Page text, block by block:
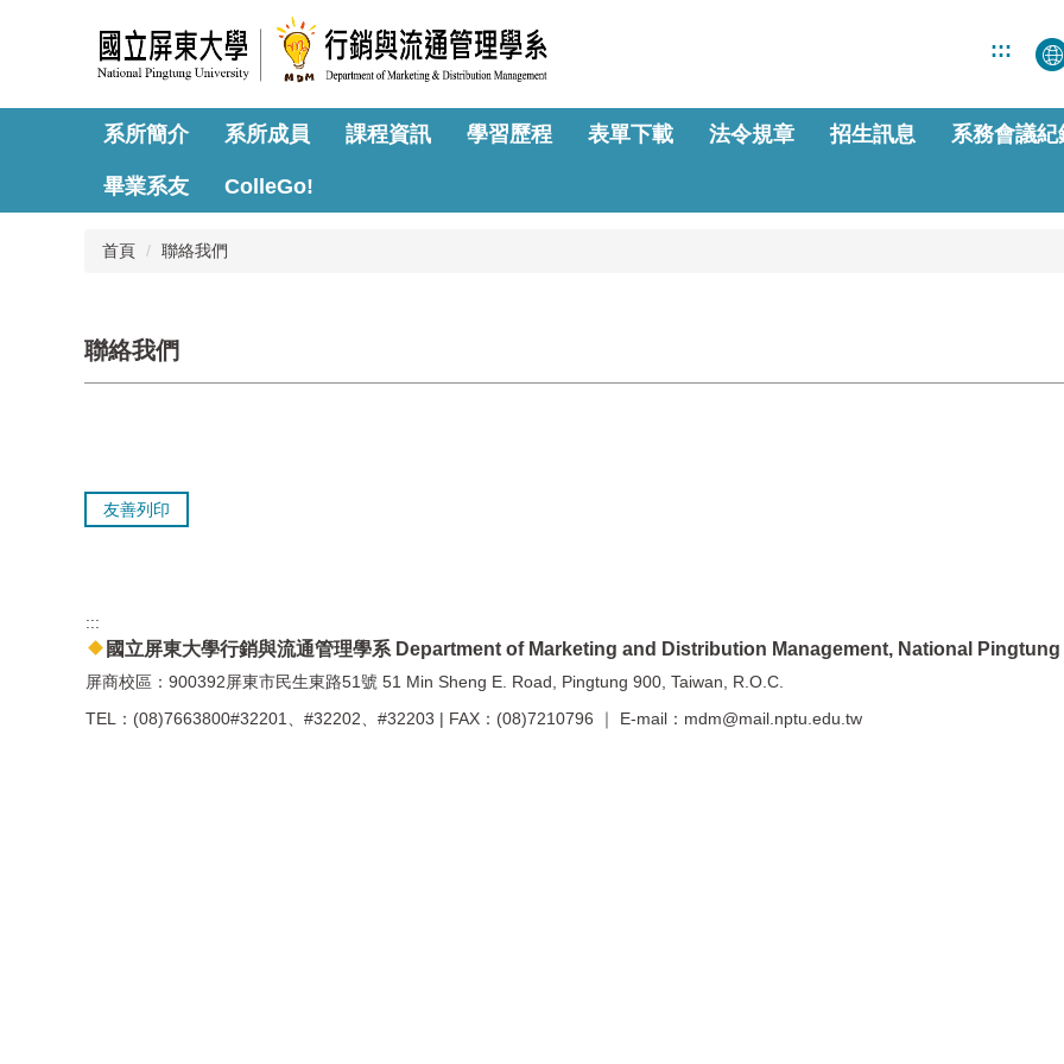
:::
系所簡介 系所成員 課程資訊 學習歷程 表單下載 法令規章 招生訊息 系務會議紀
畢業系友 ColleGo!
首頁 聯絡我們
聯絡我們
友善列印
:::
國立屏東大學行銷與流通管理學系 Department of Marketing and Distribution Management, National
屏商校區：900392屏東市民生東路51號 51 Min Sheng E. Road, Pingtung 900, Taiwan, R.O.C.
TEL：(08)7663800#32201、#32202、#32203 | FAX：(08)7210796 ｜ E-mail：mdm@mail.nptu.edu.tw